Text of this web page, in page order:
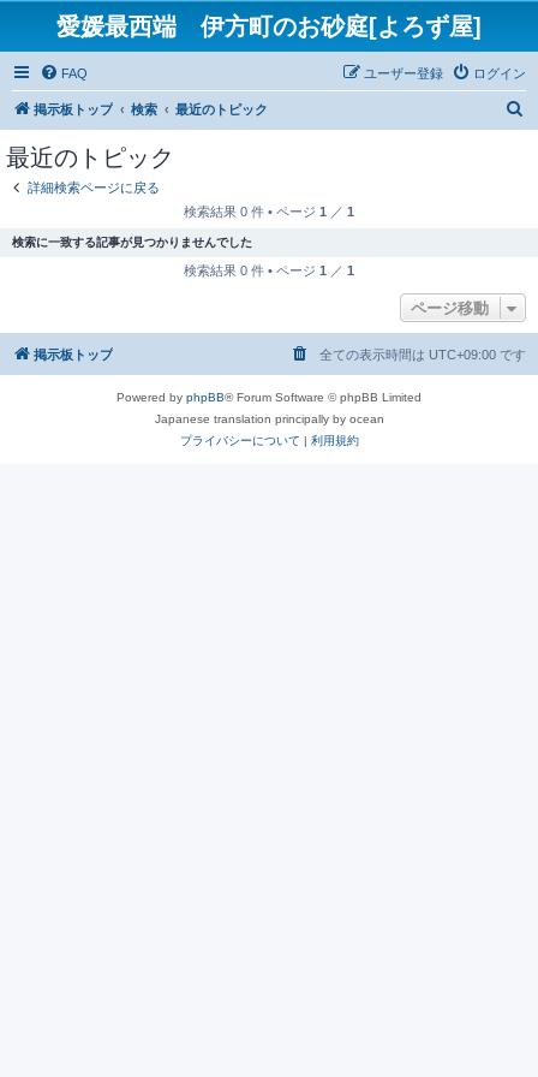
愛媛最西端 伊方町のお砂庭[よろず屋]
FAQ ログイン
ユーザー登録
掲示板トップ 検索 最近のトピック
最近のトピック
詳細検索ページに戻る
検索結果 0 件 • ページ 1 ／ 1
検索に一致する記事が見つかりませんでした
検索結果 0 件 • ページ 1 ／ 1
ページ移動
掲示板トップ 全ての表示時間は UTC+09:00 です
Powered by phpBB® Forum Software © phpBB Limited
Japanese translation principally by ocean
プライバシーについて | 利用規約